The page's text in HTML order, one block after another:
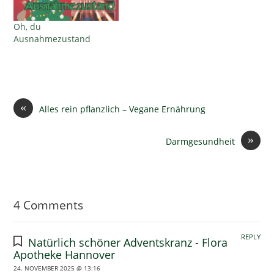
Oh, du
Ausnahmezustand
« Alles rein pflanzlich – Vegane Ernährung
»
Darmgesundheit
4 Comments
Natürlich schöner Adventskranz - Flora
Apotheke Hannover
24. NOVEMBER 2025 @ 13:16
REPLY